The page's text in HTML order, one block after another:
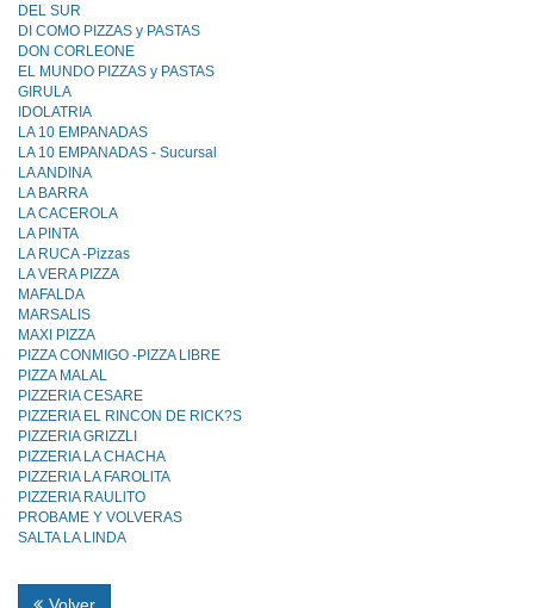
DEL SUR
DI COMO PIZZAS y PASTAS
DON CORLEONE
EL MUNDO PIZZAS y PASTAS
GIRULA
IDOLATRIA
LA 10 EMPANADAS
LA 10 EMPANADAS - Sucursal
LA ANDINA
LA BARRA
LA CACEROLA
LA PINTA
LA RUCA -Pizzas
LA VERA PIZZA
MAFALDA
MARSALIS
MAXI PIZZA
PIZZA CONMIGO -PIZZA LIBRE
PIZZA MALAL
PIZZERIA CESARE
PIZZERIA EL RINCON DE RICK?S
PIZZERIA GRIZZLI
PIZZERIA LA CHACHA
PIZZERIA LA FAROLlTA
PIZZERIA RAULlTO
PROBAME Y VOLVERAS
SALTA LA LINDA